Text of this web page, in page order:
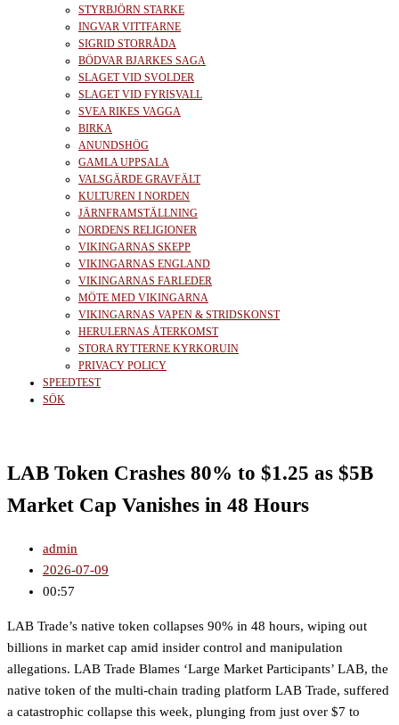
STYRBJÖRN STARKE
INGVAR VITTFARNE
SIGRID STORRÅDA
BÖDVAR BJARKES SAGA
SLAGET VID SVOLDER
SLAGET VID FYRISVALL
SVEA RIKES VAGGA
BIRKA
ANUNDSHÖG
GAMLA UPPSALA
VALSGÄRDE GRAVFÄLT
KULTUREN I NORDEN
JÄRNFRAMSTÄLLNING
NORDENS RELIGIONER
VIKINGARNAS SKEPP
VIKINGARNAS ENGLAND
VIKINGARNAS FARLEDER
MÖTE MED VIKINGARNA
VIKINGARNAS VAPEN & STRIDSKONST
HERULERNAS ÅTERKOMST
STORA RYTTERNE KYRKORUIN
PRIVACY POLICY
SPEEDTEST
SÖK
LAB Token Crashes 80% to $1.25 as $5B
Market Cap Vanishes in 48 Hours
admin
2026-07-09
00:57
LAB Trade’s native token collapses 90% in 48 hours, wiping out
billions in market cap amid insider control and manipulation
allegations. LAB Trade Blames ‘Large Market Participants’ LAB, the
native token of the multi-chain trading platform LAB Trade, suffered
a catastrophic collapse this week, plunging from just over $7 to